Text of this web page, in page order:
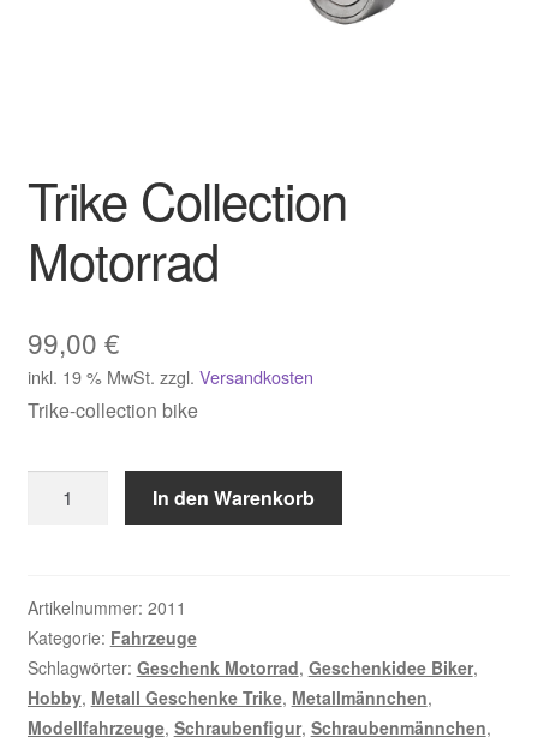
Trike Collection
Motorrad
99,00 €
inkl. 19 % MwSt. zzgl. Versandkosten
Trike-collection bike
Collection
In den Warenkorb
Artikelnummer: 2011
Kategorie: Fahrzeuge
Schlagwörter: Geschenk Motorrad, Geschenkidee Biker,
Hobby, Metall Geschenke Trike, Metallmännchen,
Modellfahrzeuge, Schraubenfigur, Schraubenmännchen,